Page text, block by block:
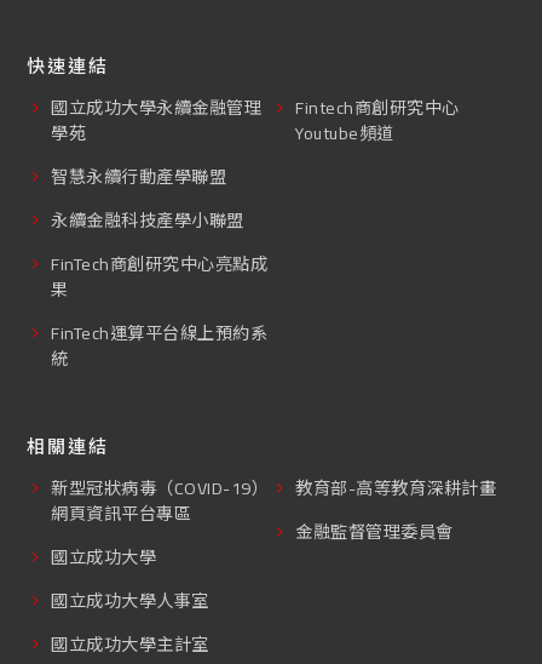
快速連結
國立成功大學永續金融管理
學苑
智慧永續行動產學聯盟
永續金融科技產學小聯盟
FinTech商創研究中心亮點成
果
FinTech運算平台線上預約系
統
Fintech商創研究中心
Youtube頻道
相關連結
新型冠狀病毒（COVID-19）
網頁資訊平台專區
國立成功大學
國立成功大學人事室
國立成功大學主計室
教育部-高等教育深耕計畫
金融監督管理委員會